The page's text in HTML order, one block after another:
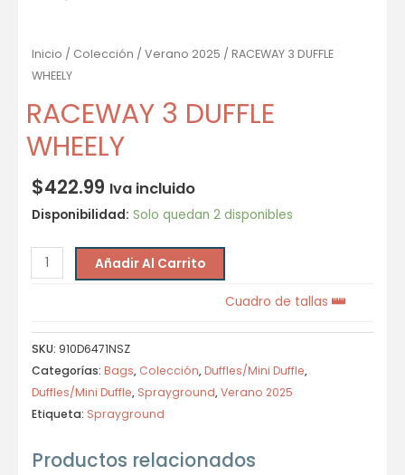
Inicio / Colección / Verano 2025 / RACEWAY 3 DUFFLE
WHEELY
RACEWAY 3 DUFFLE
WHEELY
$422.99 Iva incluido
Disponibilidad: Solo quedan 2 disponibles
Añadir Al Carrito
Cuadro de tallas
SKU: 910D6471NSZ
Categorías: Bags, Colección,Duffles/Mini Duffle,
Duffles/Mini Duffle, Sprayground,Verano 2025
Etiqueta: Sprayground
Productos relacionados